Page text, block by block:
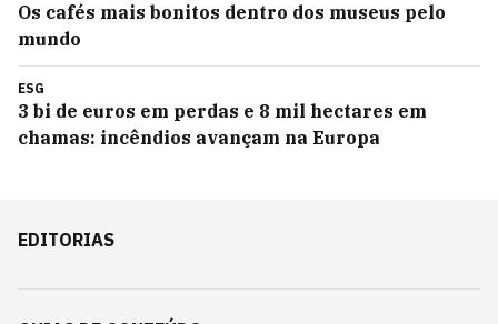
Os cafés mais bonitos dentro dos museus pelo
mundo
ESG
3 bi de euros em perdas e 8 mil hectares em
chamas: incêndios avançam na Europa
EDITORIAS